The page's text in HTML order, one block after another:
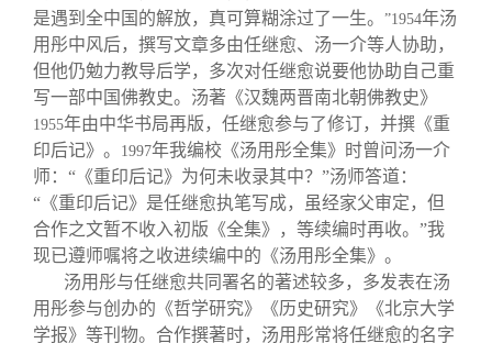
是遇到全中国的解放，真可算糊涂过了一生。 ”1954年汤
用彤中风后，撰写文章多由任继愈、汤一介等人协助，
但他仍勉力教导后学，多次对任继愈说要他协助自己重
写一部中国佛教史。汤著《汉魏两晋南北朝佛教史》
1955年由中华书局再版，任继愈参与了修订，并撰《重
印后记》。
1997年我编校《汤用彤全集》时曾问汤一介
师：“《重印后记》为何未收录其中？”汤师答道：
“《重印后记》是任继愈执笔写成，虽经家父审定，但
合作之文暂不收入初版《全集》，等续编时再收。”我
现已遵师嘱将之收进续编中的《汤用彤全集》。
汤用彤与任继愈共同署名的著述较多，多发表在汤
用彤参与创办的《哲学研究》《历史研究》《北京大学
学报》等刊物。合作撰著时，汤用彤常将任继愈的名字